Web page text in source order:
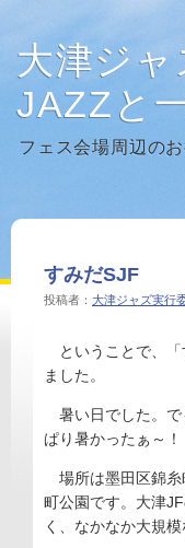
大津ジ
JAZZと
フェス会場周辺の
すみだSJF
投稿者： 大津ジャズ実行
ということで、「
ました。
暑い日でした。で
ぱり暑かったぁ～！
場所は墨田区錦糸
町公園です。大津
く、なかなか大規